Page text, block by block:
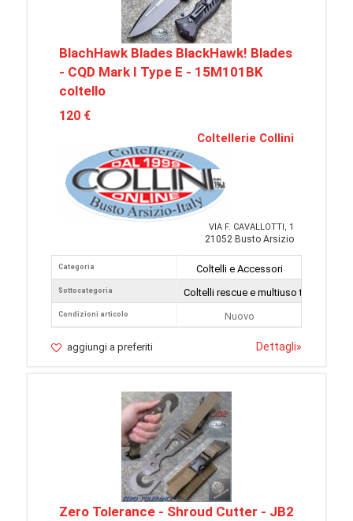
BlachHawk Blades BlackHawk! Blades
- CQD Mark I Type E - 15M101BK
coltello
120 €
Coltellerie Collini
VIA F. CAVALLOTTI, 1
21052 Busto Arsizio
Categoria
Sottocategoria
Condizioni articolo
Coltelli e Accessori
Coltelli rescue e multiuso tattici
Nuovo
aggiungi a preferiti Dettagli»
Zero Tolerance - Shroud Cutter - JB2